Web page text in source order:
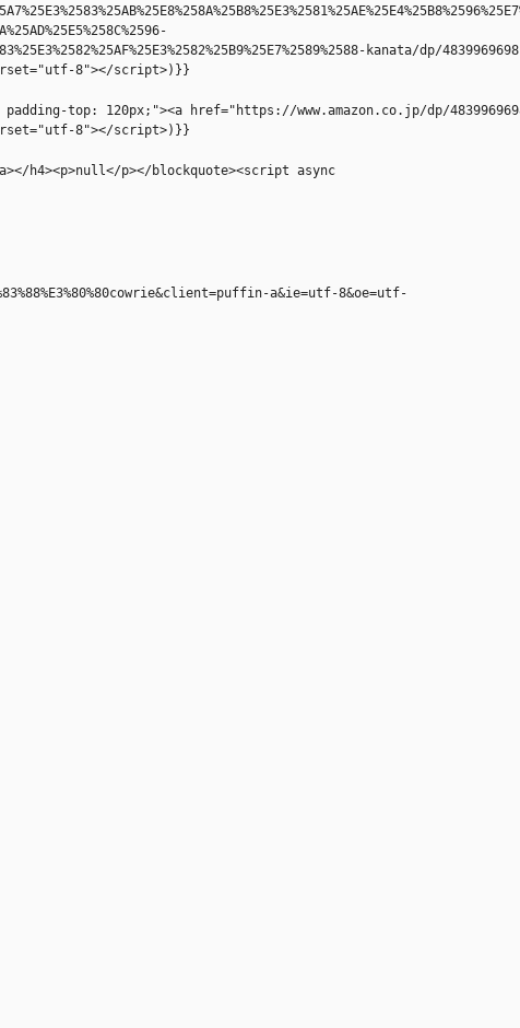
kanata/dp/
8"></script>)}}
top: 120px;"><a href="https://www.amazon.co.jp/dp/
8"></script>)}}
h4><p>null</p></blockquote><script async